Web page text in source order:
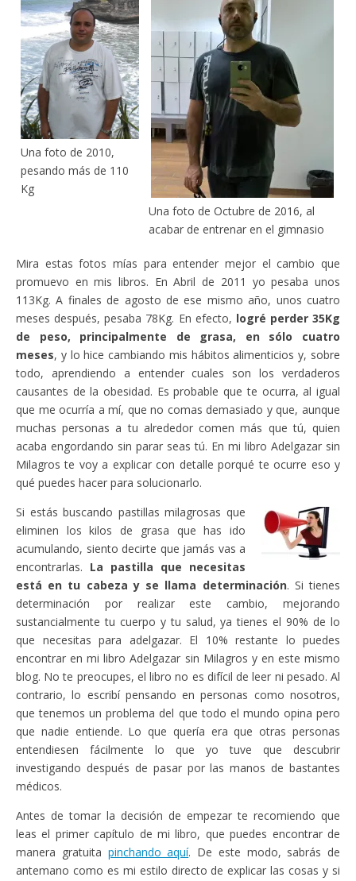
Una foto de 2010,
pesando más de 110
Kg
Una foto de Octubre de 2016, al
acabar de entrenar en el gimnasio
Mira estas fotos mías para entender mejor el cambio que
promuevo en mis libros. En Abril de 2011 yo pesaba unos
113Kg. A finales de agosto de ese mismo año, unos cuatro
meses después, pesaba 78Kg. En efecto, logré perder 35Kg
de peso, principalmente de grasa, en sólo cuatro
meses, y lo hice cambiando mis hábitos alimenticios y, sobre
todo, aprendiendo a entender cuales son los verdaderos
causantes de la obesidad. Es probable que te ocurra, al igual
que me ocurría a mí, que no comas demasiado y que, aunque
muchas personas a tu alrededor comen más que tú, quien
acaba engordando sin parar seas tú. En mi libro Adelgazar sin
Milagros te voy a explicar con detalle porqué te ocurre eso y
qué puedes hacer para solucionarlo.
Si estás buscando pastillas milagrosas que
eliminen los kilos de grasa que has ido
acumulando, siento decirte que jamás vas a
encontrarlas. La pastilla que necesitas
está en tu cabeza y se llama determinación. Si tienes
determinación por realizar este cambio, mejorando
sustancialmente tu cuerpo y tu salud, ya tienes el 90% de lo
que necesitas para adelgazar. El 10% restante lo puedes
encontrar en mi libro Adelgazar sin Milagros y en este mismo
blog. No te preocupes, el libro no es difícil de leer ni pesado. Al
contrario, lo escribí pensando en personas como nosotros,
que tenemos un problema del que todo el mundo opina pero
que nadie entiende. Lo que quería era que otras personas
entendiesen fácilmente lo que yo tuve que descubrir
investigando después de pasar por las manos de bastantes
médicos.
Antes de tomar la decisión de empezar te recomiendo que
leas el primer capítulo de mi libro, que puedes encontrar de
manera gratuita pinchando aquí. De este modo, sabrás de
antemano como es mi estilo directo de explicar las cosas y si